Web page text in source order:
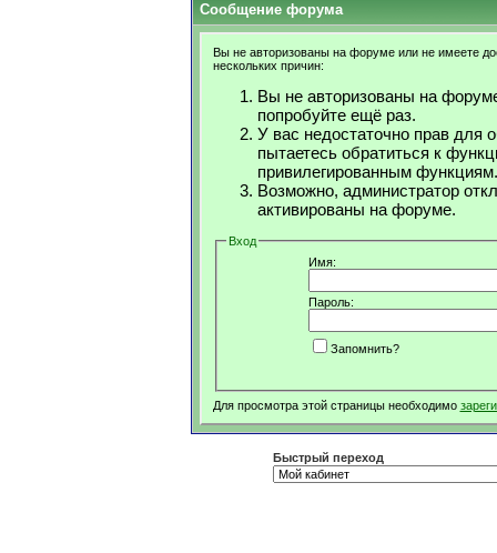
Сообщение форума
Вы не авторизованы на форуме или не имеете
нескольких причин:
Вы не авторизованы на
попробуйте ещё раз.
У вас недостаточно прав для
пытаетесь обратиться к
привилегированным функциям.
Возможно, администратор
активированы на форуме.
Вход
Имя:
Пароль:
Запомнить?
Для просмотра этой страницы необходимо
Быстрый переход